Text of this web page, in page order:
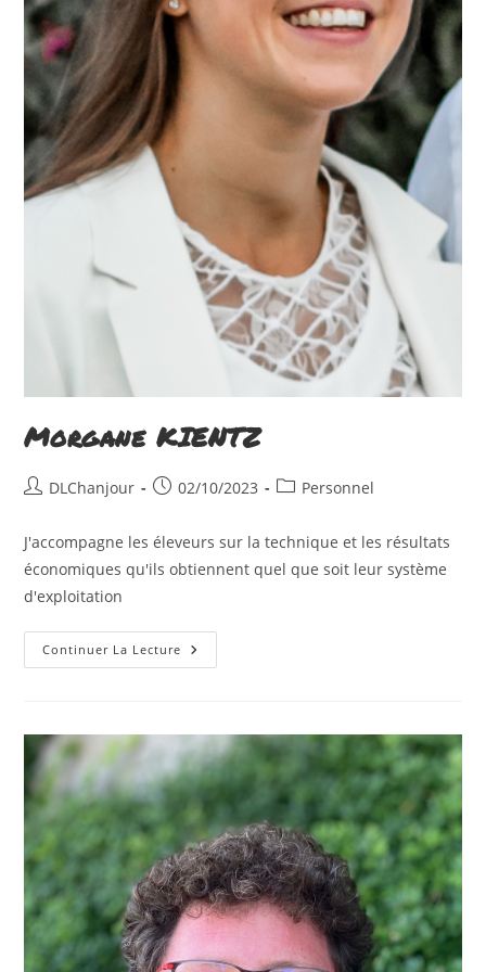
Morgane KIENTZ
Auteur/autrice
publication :
DLChanjour
Publication
02/10/2023
PostPersonnel
J'accompagne les éleveurs sur la technique et les résultats
économiques qu'ils obtiennent quel que soit leur système
d'exploitation
Continuer La Lecture Morgane
KIENTZ